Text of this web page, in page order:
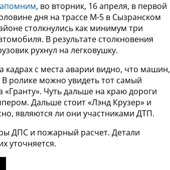
, во вторник, 16 апреля, в первой
дня на трассе М-5 в Сызранском
столкнулись как минимум три
В результате столкновения
рухнул на легковушку.
кадрах с места аварии видно, что машин,
ролике можно увидеть тот самый
Чуть дальше на краю дороги
Дальше стоит «Лэнд Крузер» и
являются ли они участниками ДТП.
ДПС и пожарный расчет. Детали
уточняется.